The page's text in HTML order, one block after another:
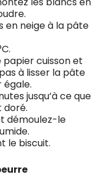
en neige à la pâte
papier cuisson et
à lisser la pâte
égale.
jusqu’à ce que
doré.
démoulez-le
le biscuit.